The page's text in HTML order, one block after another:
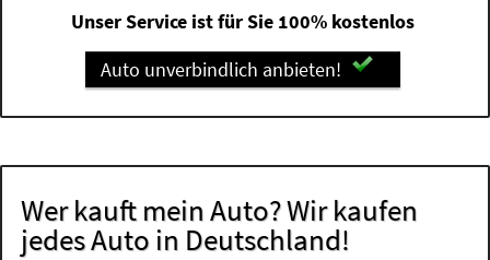
Unser Service ist für Sie 100% kostenlos
Auto unverbindlich anbieten!
Wer kauft mein Auto? Wir kaufen
jedes Auto in Deutschland!